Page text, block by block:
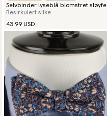
Selvbinder lyseblå blomstret sløyfe
fiori
Resirkulert silke
43.99 USD